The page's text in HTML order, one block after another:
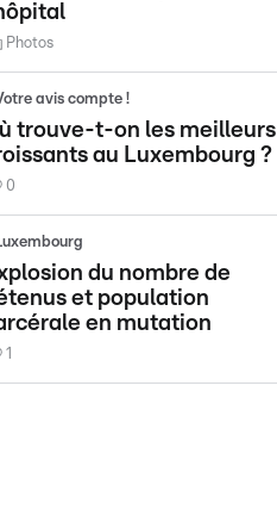
Photos
avis compte !
trouve-t-on les meilleurs
au Luxembourg ?
0
du nombre de
et population
en mutation
1